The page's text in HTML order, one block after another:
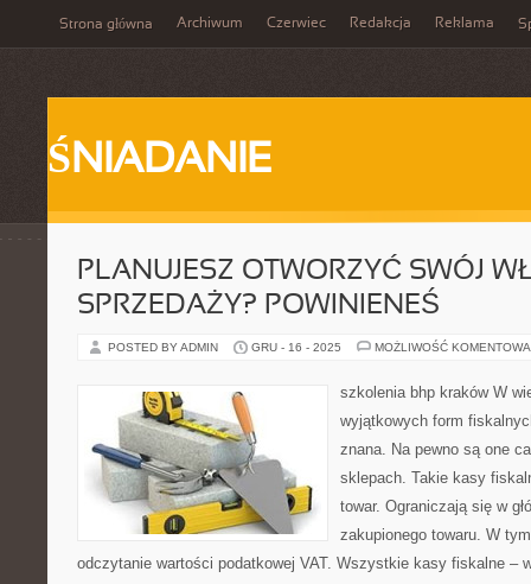
Strona główna Archiwum Czerwiec Redakcja Reklama
ŚNIADANIE
PLANUJESZ OTWORZYĆ SWÓJ
SPRZEDAŻY? POWINIENEŚ
POSTED BY ADMIN GRU - 16 - 2025 MOŻLIWOŚĆ
szkolenia bhp kraków W
wyjątkowych form
znana. Na pewno są one
sklepach. Takie kasy
towar. Ograniczają się w
zakupionego towaru. W
odczytanie wartości podatkowej VAT. Wszystkie kasy fiskalne –